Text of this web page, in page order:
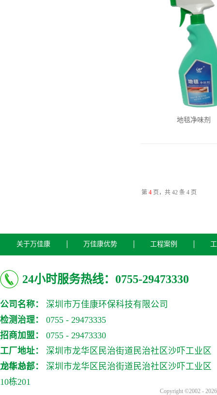
地毯净味剂
第 4 页，共 42 条 4 页
关于万佳康 万佳康优势 工程案例
24小时服务热线：0755-29473330
公司名称：
深圳市万佳康环保科技有限公司
检测治理：
0755 - 29473335
招商加盟：
0755 - 29473330
工厂地址：
深圳市龙华区民治街道民治社区沙吓工业区
10栋201
龙华总部：
深圳市龙华区民治街道民治社区沙吓工业区
10栋201
Copyright ©2002 -